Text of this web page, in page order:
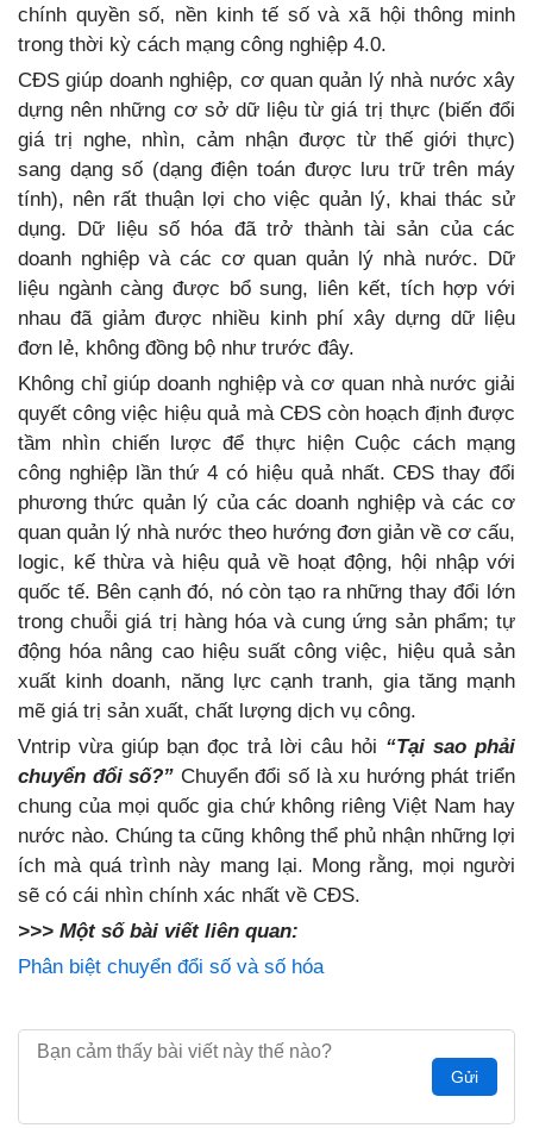
chính quyền số, nền kinh tế số và xã hội thông minh
trong thời kỳ cách mạng công nghiệp 4.0.
CĐS giúp doanh nghiệp, cơ quan quản lý nhà nước xây
dựng nên những cơ sở dữ liệu từ giá trị thực (biến đổi
giá trị nghe, nhìn, cảm nhận được từ thế giới thực)
sang dạng số (dạng điện toán được lưu trữ trên máy
tính), nên rất thuận lợi cho việc quản lý, khai thác sử
dụng. Dữ liệu số hóa đã trở thành tài sản của các
doanh nghiệp và các cơ quan quản lý nhà nước. Dữ
liệu ngành càng được bổ sung, liên kết, tích hợp với
nhau đã giảm được nhiều kinh phí xây dựng dữ liệu
đơn lẻ, không đồng bộ như trước đây.
Không chỉ giúp doanh nghiệp và cơ quan nhà nước giải
quyết công việc hiệu quả mà CĐS còn hoạch định được
tầm nhìn chiến lược để thực hiện Cuộc cách mạng
công nghiệp lần thứ 4 có hiệu quả nhất. CĐS thay đổi
phương thức quản lý của các doanh nghiệp và các cơ
quan quản lý nhà nước theo hướng đơn giản về cơ cấu,
logic, kế thừa và hiệu quả về hoạt động, hội nhập với
quốc tế. Bên cạnh đó, nó còn tạo ra những thay đổi lớn
trong chuỗi giá trị hàng hóa và cung ứng sản phẩm; tự
động hóa nâng cao hiệu suất công việc, hiệu quả sản
xuất kinh doanh, năng lực cạnh tranh, gia tăng mạnh
mẽ giá trị sản xuất, chất lượng dịch vụ công.
Vntrip vừa giúp bạn đọc trả lời câu hỏi “Tại sao phải
chuyển đổi số?” Chuyển đổi số là xu hướng phát triển
chung của mọi quốc gia chứ không riêng Việt Nam hay
nước nào. Chúng ta cũng không thể phủ nhận những lợi
ích mà quá trình này mang lại. Mong rằng, mọi người
sẽ có cái nhìn chính xác nhất về CĐS.
>>> Một số bài viết liên quan:
Phân biệt chuyển đổi số và số hóa
Gửi